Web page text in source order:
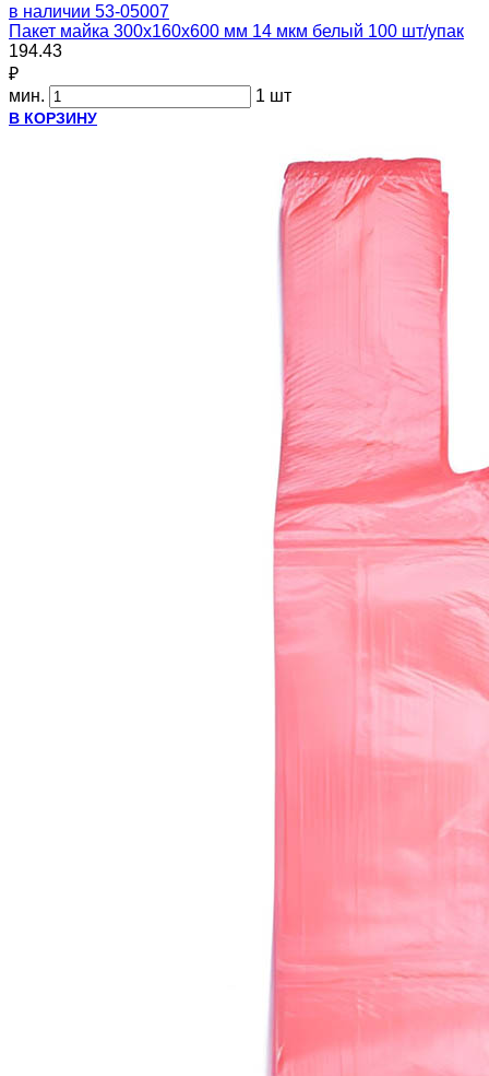
в наличии 53-05007
Пакет майка 300х160х600 мм 14 мкм белый 100 шт/упак
194.43
₽
мин.
1 шт
В КОРЗИНУ